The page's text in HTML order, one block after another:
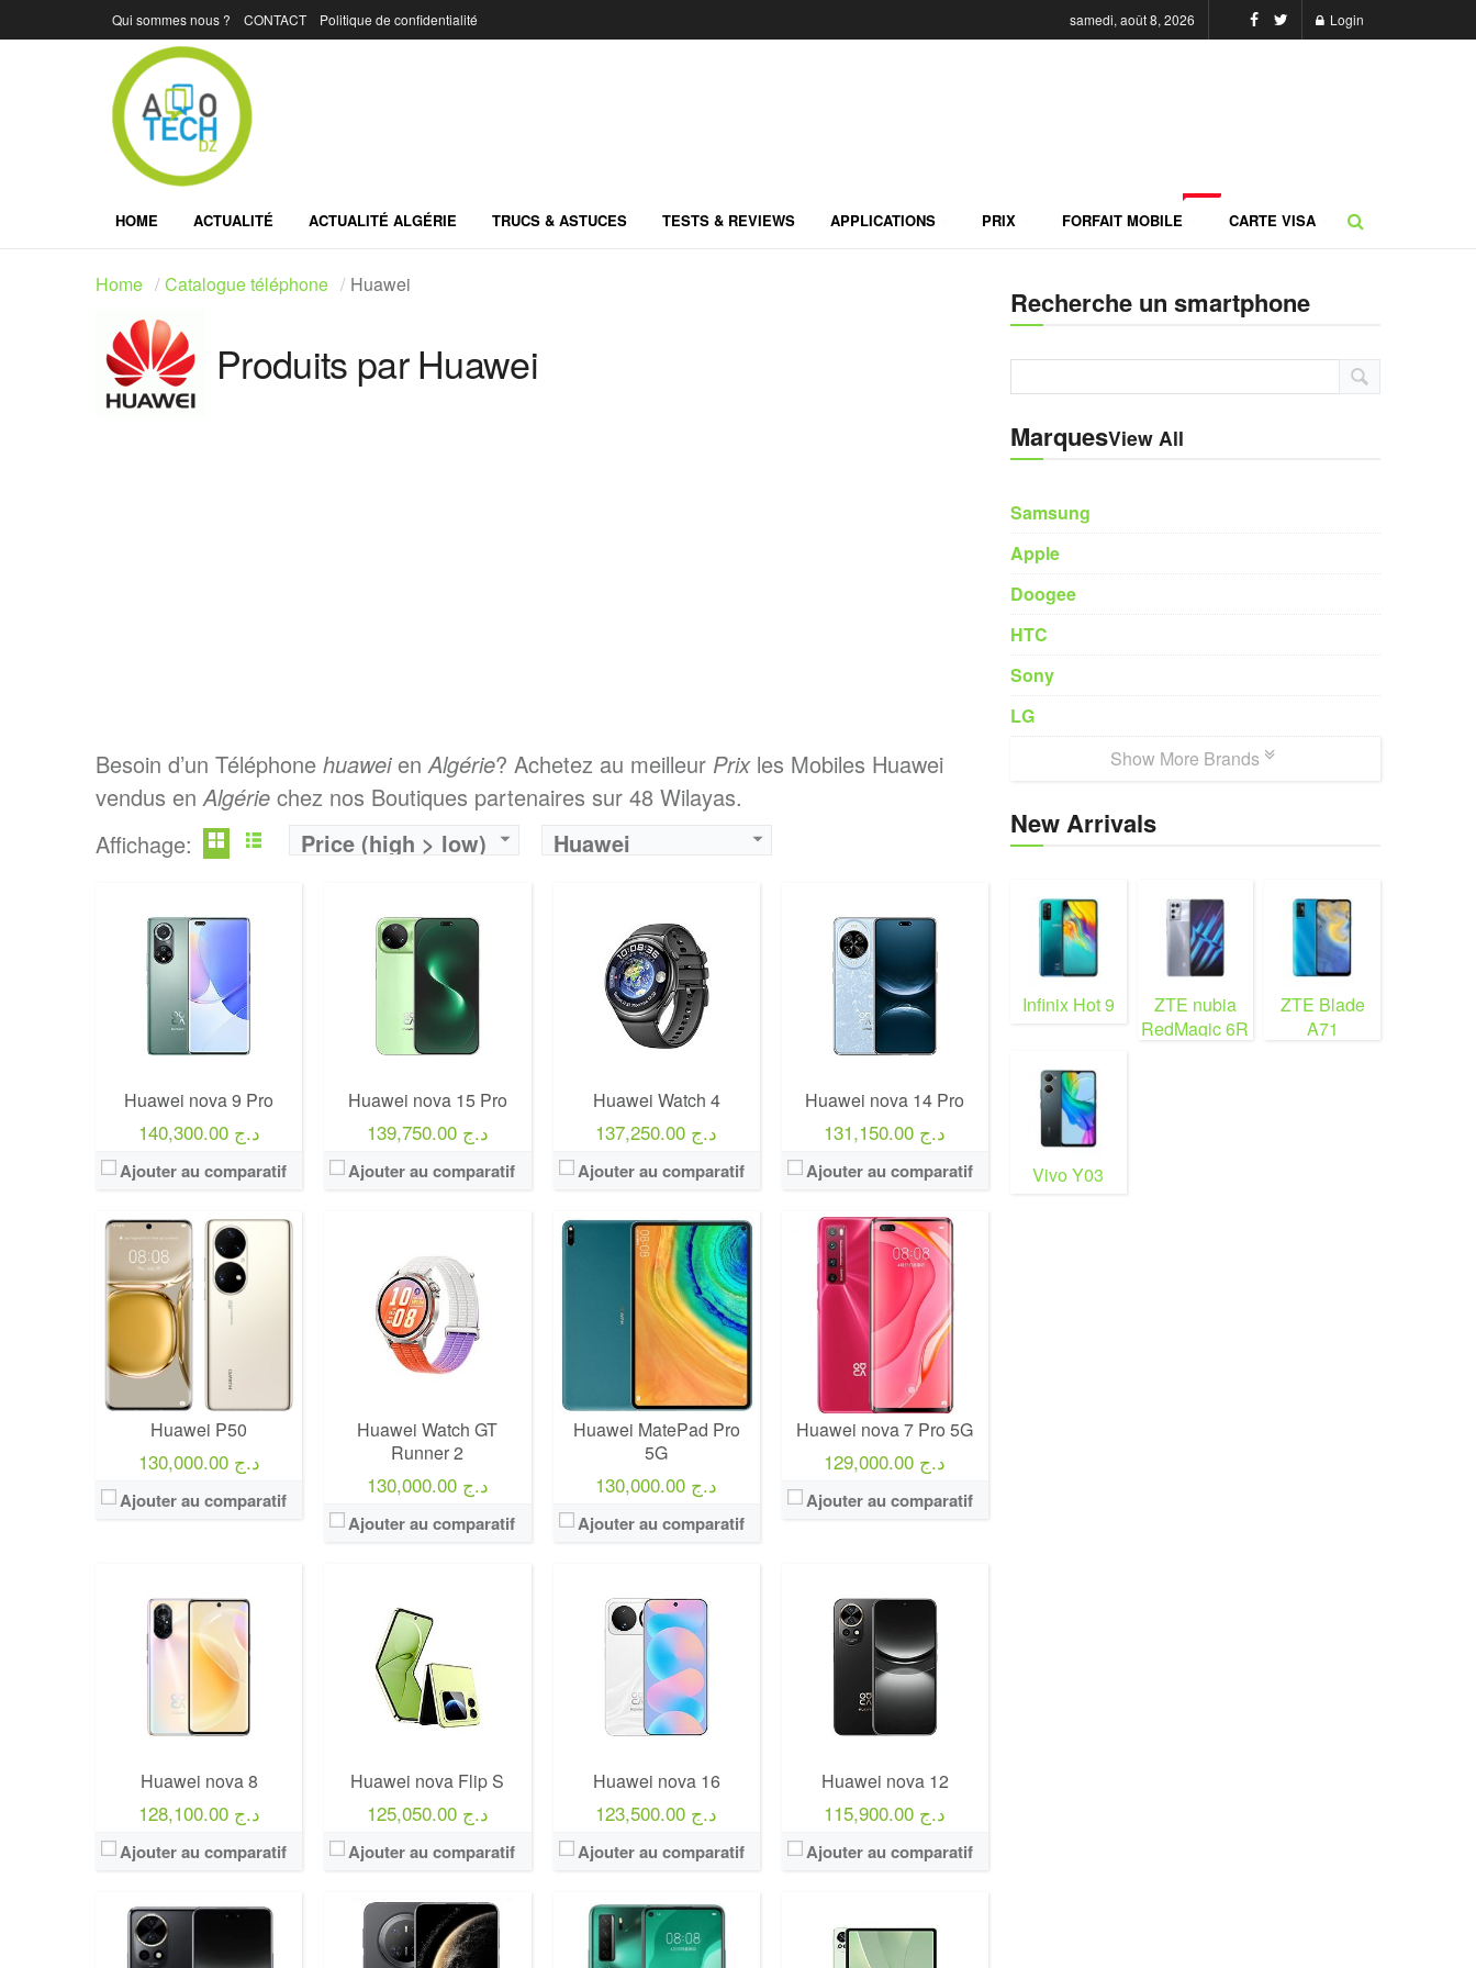
Qui sommes nous ? CONTACT Politique de confidentialité samedi, août 8, 2026 Login
HOME ACTUALITÉ ACTUALITÉ ALGÉRIE TRUCS & ASTUCES TESTS & REVIEWS APPLICATIONS PRIX FORFAIT MOBILE CARTE VISA
Home Catalogue téléphone Huawei
Produits par Huawei
Besoin d’un Téléphone huawei enAlgérie? Achetez au meilleur Prixles Mobiles Huawei
vendus enAlgérie chez nos Boutiques partenaires sur 48 Wilayas.
Affichage:
Price (high > low) Huawei
Huawei nova 9 Pro
140,300.00 د.ج
Ajouter au comparatif
Huawei nova 15 Pro
139,750.00 د.ج
Ajouter au comparatif
Huawei Watch 4
137,250.00 د.ج
Ajouter au comparatif
Huawei nova 14 Pro
131,150.00 د.ج
Ajouter au comparatif
Huawei P50
130,000.00 د.ج
Ajouter au comparatif
Huawei Watch GT
Runner 2
130,000.00 د.ج
Ajouter au comparatif
Huawei MatePad Pro
5G
130,000.00 د.ج
Ajouter au comparatif
Huawei nova 7 Pro 5G
129,000.00 د.ج
Ajouter au comparatif
Huawei nova 8
128,100.00 د.ج
Ajouter au comparatif
Huawei nova Flip S
125,050.00 د.ج
Ajouter au comparatif
Huawei nova 16
123,500.00 د.ج
Ajouter au comparatif
Huawei nova 12
115,900.00 د.ج
Ajouter au comparatif
Recherche un smartphone
MarquesView All
Samsung
Apple
Doogee
HTC
Sony
LG
Show More Brands
New Arrivals
Infinix Hot 9
ZTE nubia
RedMagic 6R
ZTE Blade
A71
Vivo Y03